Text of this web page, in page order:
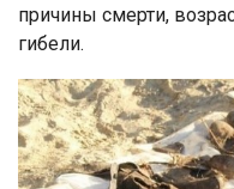
причины смерти,
гибели.